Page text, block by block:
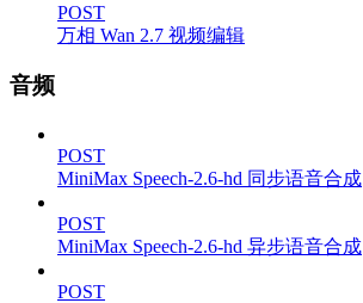
POST
万相 Wan 2.7 视频编辑
音频
POST
MiniMax Speech-2.6-hd 同步语音合成
POST
MiniMax Speech-2.6-hd 异步语音合成
POST